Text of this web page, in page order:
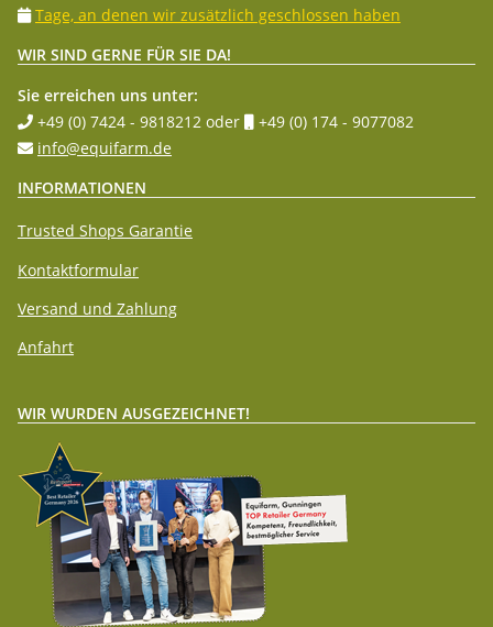
Tage, an denen wir zusätzlich geschlossen haben
WIR SIND GERNE FÜR SIE DA!
Sie erreichen uns unter:
+49 (0) 7424 - 9818212 oder
+49 (0) 174 - 9077082
info@equifarm.de
INFORMATIONEN
Trusted Shops Garantie
Kontaktformular
Versand und Zahlung
Anfahrt
WIR WURDEN AUSGEZEICHNET!